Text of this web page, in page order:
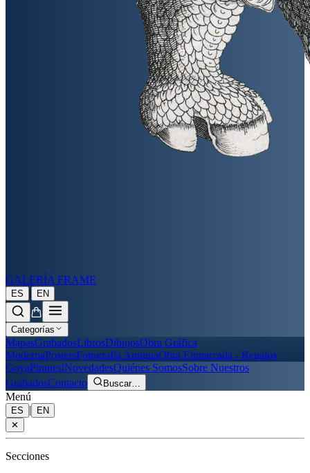
GALERÍA FRAME
ES | EN
Categorías
MapasGrabadosLibrosDibujosObra Gráfica
ModernaPostersFotografía AntiguaObra Enmarcada - Regalos
GoyaPiranesiNovedadesQuiénes SomosSobre Nuestros
GrabadosContacto Buscar…
Menú
ES |
EN
✕
Secciones